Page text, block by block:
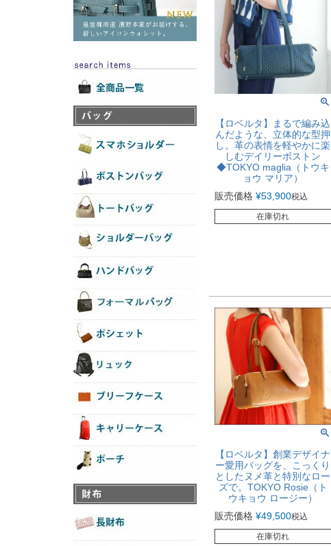
【ロベルタ】まるで編み込
んだような、立体的な型押
し。革の表情を軽やかに楽
しむデイリーボストン
◆TOKYO maglia（トウキ
ョウ マリア）
販売価格 ¥53,900税込
在庫切れ
【ロベルタ】創業デザイナ
ー愛用バッグを、こっくり
としたヌメ革と特別なロー
ズで。TOKYO Rosie（ト
ウキョウ ロージー）
販売価格 ¥49,500税込
在庫切れ